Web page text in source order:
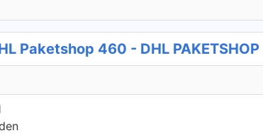
Paketshop 460 - DHL PAKETSHOP